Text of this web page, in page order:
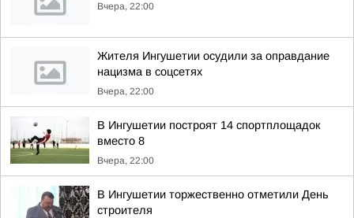
Вчера, 22:00
Жителя Ингушетии осудили за оправдание
нацизма в соцсетях
Вчера, 22:00
В Ингушетии построят 14 спортплощадок
вместо 8
Вчера, 22:00
В Ингушетии торжественно отметили День
строителя